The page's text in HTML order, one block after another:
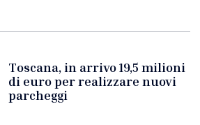
Toscana, in arrivo 19,5 milioni
di euro per realizzare nuovi
parcheggi